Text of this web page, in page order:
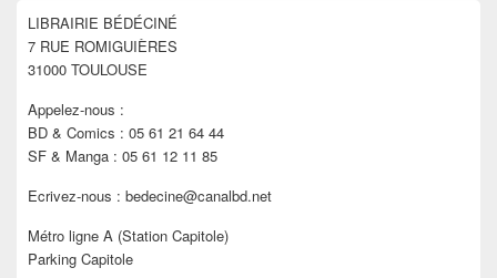
barre
latérale
LIBRAIRIE BÉDÉCINÉ
7 RUE ROMIGUIÈRES
31000 TOULOUSE
Appelez-nous :
BD & Comics : 05 61 21 64 44
SF & Manga : 05 61 12 11 85
Ecrivez-nous : bedecine@canalbd.net
Métro ligne A (Station Capitole)
Parking Capitole